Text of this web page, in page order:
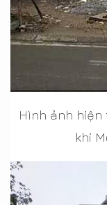
Hình ảnh
khi